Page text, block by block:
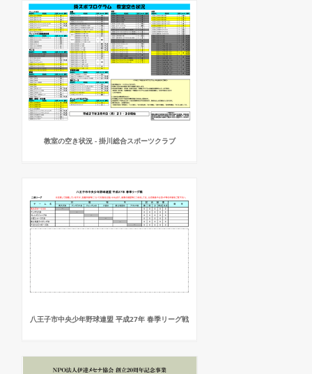
教室の空き状況 - 掛川総合スポーツクラブ
八王子市中央少年野球連盟 平成27年 春季リーグ戦